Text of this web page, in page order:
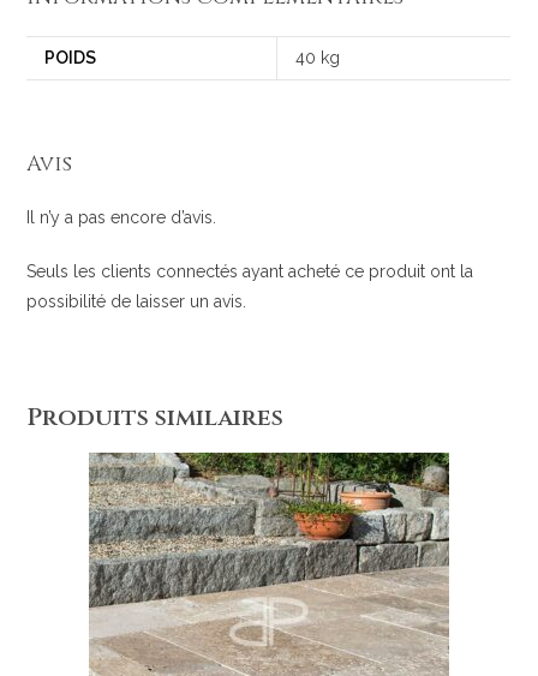
POIDS 40 kg
Avis
Il n’y a pas encore d’avis.
Seuls les clients connectés ayant acheté ce produit ont la
possibilité de laisser un avis.
Produits similaires